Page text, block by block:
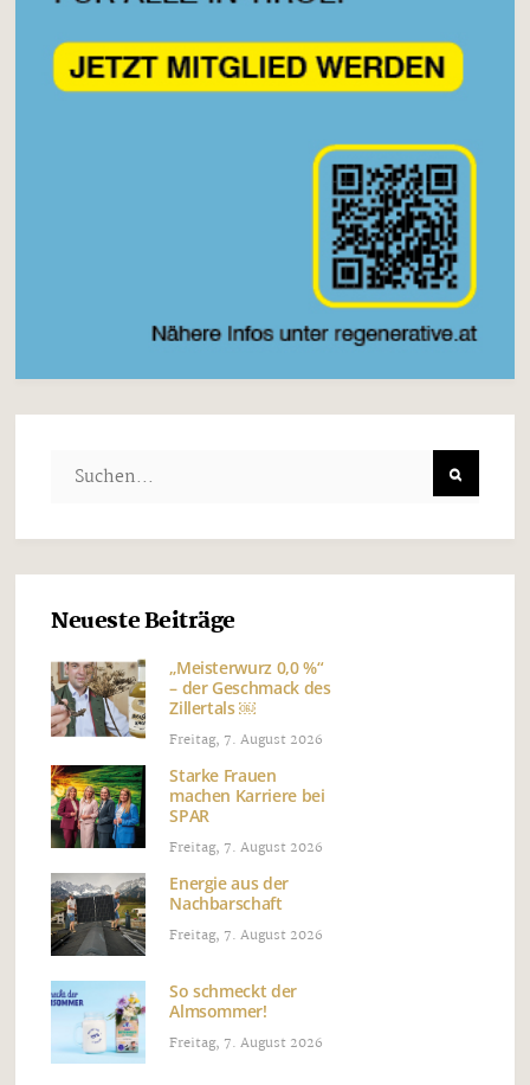
Neueste Beiträge
„Meisterwurz 0,0 %“
– der Geschmack des
Zillertals ￼
Freitag, 7. August 2026
Starke Frauen
machen Karriere bei
SPAR
Freitag, 7. August 2026
Energie aus der
Nachbarschaft
Freitag, 7. August 2026
So schmeckt der
Almsommer!
Freitag, 7. August 2026